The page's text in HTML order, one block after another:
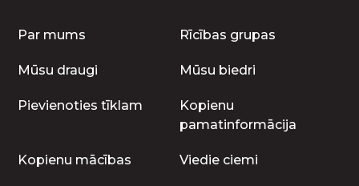
Par mums Rīcības grupas
Mūsu draugi Mūsu biedri
Pievienoties tīklam
Kopienu
pamatinformācija
Kopienu mācības Viedie ciemi